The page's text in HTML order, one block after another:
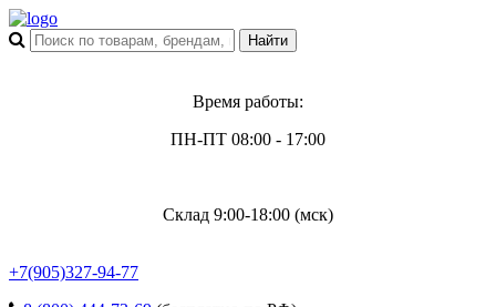
Время работы:
ПН-ПТ 08:00 - 17:00
Склад 9:00-18:00 (мск)
+7(905)327-94-77